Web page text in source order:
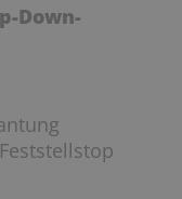
Down-